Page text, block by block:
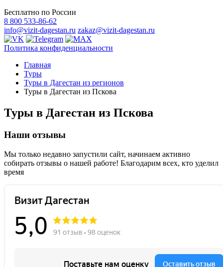
Бесплатно по России
8 800 533-86-62
info@vizit-dagestan.ru zakaz@vizit-dagestan.ru
Политика конфиденциальности
Главная
Туры
Туры в Дагестан из регионов
Туры в Дагестан из Пскова
Туры в Дагестан из Пскова
Наши отзывы
Мы только недавно запустили сайт, начинаем активно
собирать отзывы о нашей работе! Благодарим всех, кто уделил
время